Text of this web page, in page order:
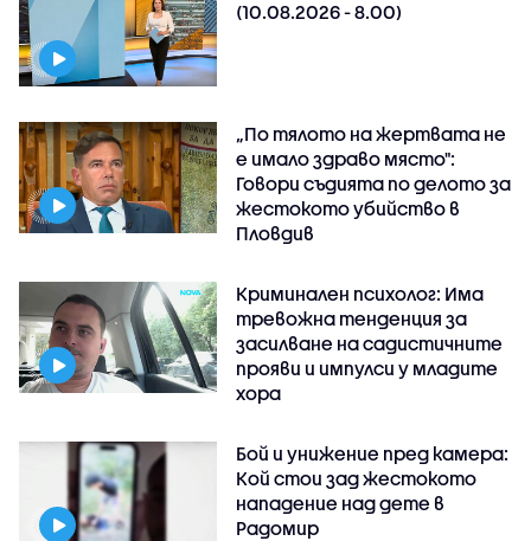
(10.08.2026 - 8.00)
„По тялото на жертвата не
е имало здраво място":
Говори съдията по делото за
жестокото убийство в
Пловдив
Криминален психолог: Има
тревожна тенденция за
засилване на садистичните
прояви и импулси у младите
хора
Бой и унижение пред камера:
Кой стои зад жестокото
нападение над дете в
Радомир